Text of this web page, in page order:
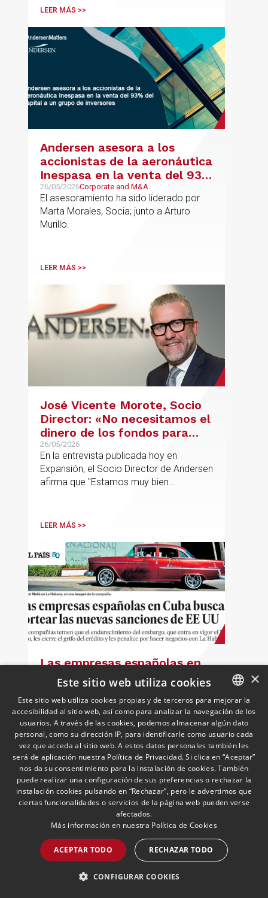
principalmente en los sectores
medioambiental
LEER MÁS >>
Andersen asesora a los
accionistas de la aeronáutica
Inespasa en la venta del 93%
del capital a un grupo de
inversores
26/05/2026Corporate and M&A
El asesoramiento ha sido liderado por
Marta Morales, Socia; junto a Arturo
Murillo.
LEER MÁS >>
José Vicente Morote, Socio
Director: «No necesitamos el
dinero de los fondos para
desarrollar nuestro
proyecto»
26/05/2026
En la entrevista publicada hoy en
Expansión, el Socio Director de Andersen
afirma que "Estamos muy bien
tenemos y ese es el modelo que vamos
LEER MÁS >>
Las empresas españolas en
Cuba tratan de protegerse
frente a las nuevas
sanciones millonarias que
prepara Estados Unidos
19/05/2026Cuban Desk
Ignacio Aparicio, responsable del Cuban
Desk, valora las implicaciones del
endurecimiento de las sanciones de
EE.UU. contra Cuba.
LEER MÁS >>
SPANISH
ENGLISH
PORTUGUESE
×
Este sitio web utiliza cookies
Este sitio web utiliza cookies propias y de terceros para mejorar la
accesibilidad al sitio web, así como para analizar la navegación de los
usuarios. A través de las cookies, podemos almacenar algún dato
personal, como su dirección IP, para identificarle como usuario cada
vez que acceda al sitio web. A estos datos personales también les
será de aplicación nuestra Política de Privacidad. Si clica en “Aceptar”
nos da su consentimiento para la instalación de cookies. También
puede realizar una configuración de sus preferencias o rechazar la
instalación cookies pulsando en “Rechazar”, pero le advertimos que
ciertas funcionalidades o servicios de la página web pueden verse
afectados.
Más información en nuestra Política de Cookies
ACEPTAR TODO RECHAZAR TODO
CONFIGURAR COOKIES